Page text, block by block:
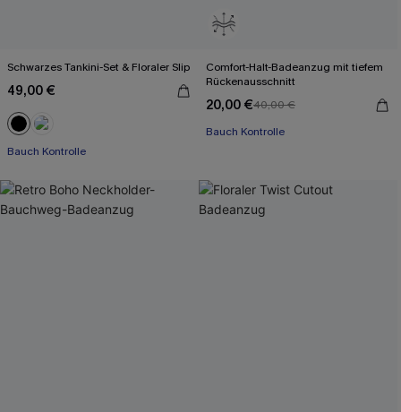
Schwarzes Tankini-Set & Floraler Slip
49,00 €
Bauch Kontrolle
Comfort-Halt-Badeanzug mit tiefem
Rückenausschnitt
20,00 €40,00 €
Bauch Kontrolle